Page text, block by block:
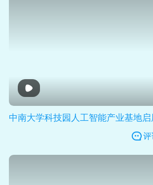
中南大学科技园人工智能产业基地启
评